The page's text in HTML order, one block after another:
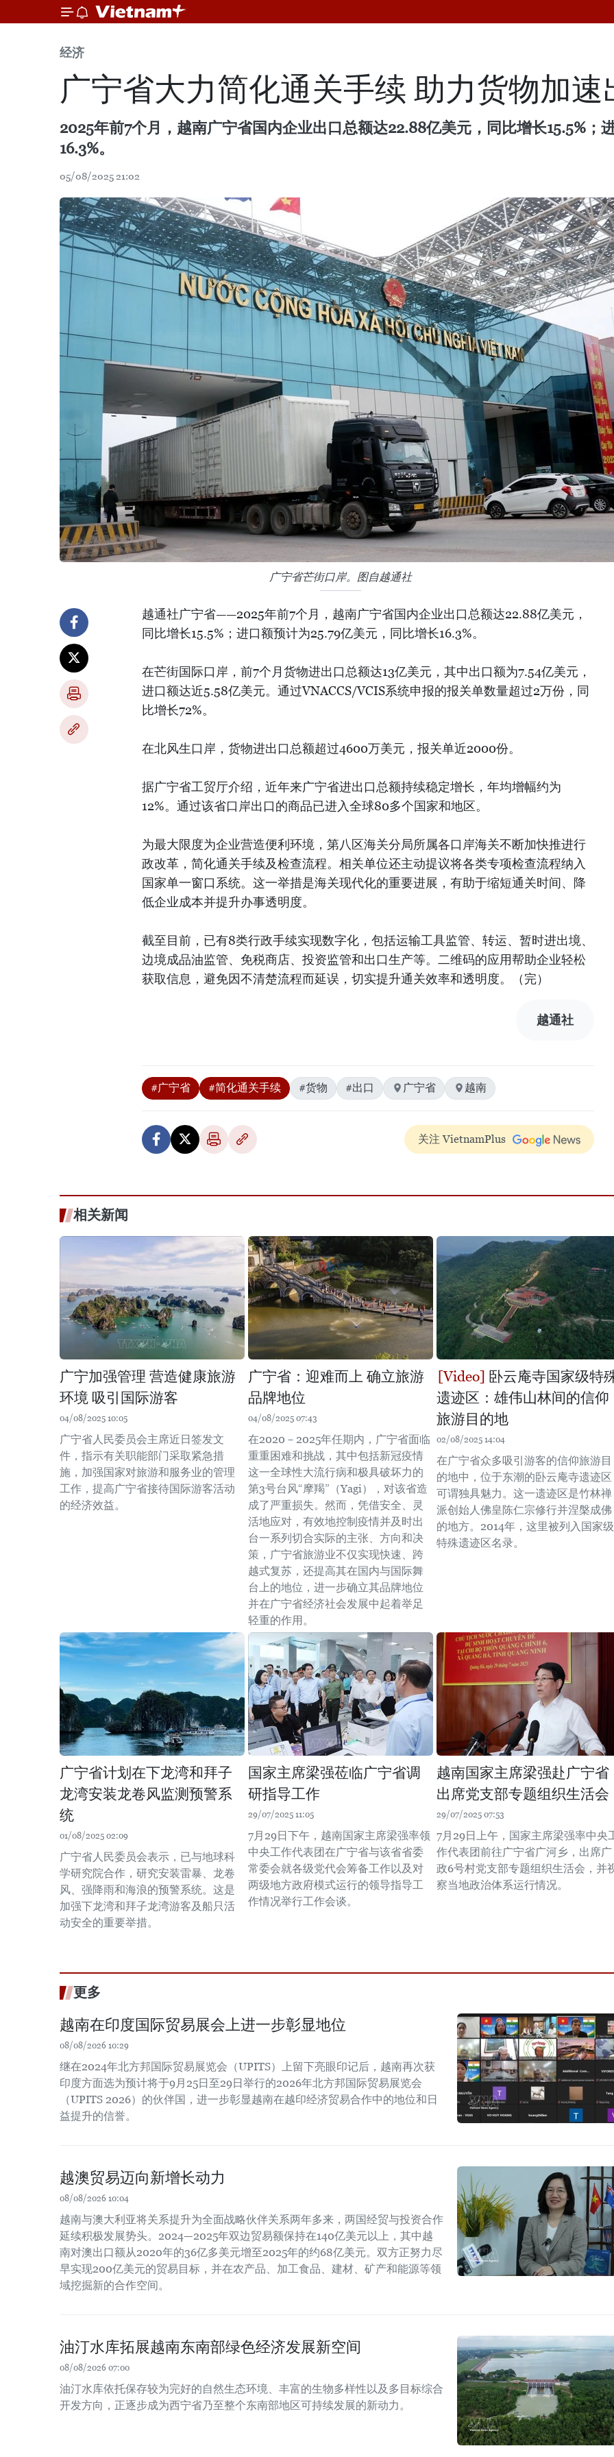
经济
广宁省大力简化通关手续 助力货物加速
2025年前7个月，越南广宁省国内企业出口总额达22.88亿美元，同比增长15.5%；
16.3%。
05/08/2025 21:02
广宁省芒街口岸。图自越通社
越通社广宁省——2025年前7个月，越南广宁省国内企业出口总额达22.88亿美元，
同比增长15.5%；进口额预计为25.79亿美元，同比增长16.3%。
在芒街国际口岸，前7个月货物进出口总额达13亿美元，其中出口额为7.54亿美元，
进口额达近5.58亿美元。通过VNACCS/VCIS系统申报的报关单数量超过2万份，同
比增长72%。
在北风生口岸，货物进出口总额超过4600万美元，报关单近2000份。
据广宁省工贸厅介绍，近年来广宁省进出口总额持续稳定增长，年均增幅约为
12%。通过该省口岸出口的商品已进入全球80多个国家和地区。
为最大限度为企业营造便利环境，第八区海关分局所属各口岸海关不断加快推进行
政改革，简化通关手续及检查流程。相关单位还主动提议将各类专项检查流程纳入
国家单一窗口系统。这一举措是海关现代化的重要进展，有助于缩短通关时间、降
低企业成本并提升办事透明度。
截至目前，已有8类行政手续实现数字化，包括运输工具监管、转运、暂时进出境、
边境成品油监管、免税商店、投资监管和出口生产等。二维码的应用帮助企业轻松
获取信息，避免因不清楚流程而延误，切实提升通关效率和透明度。（完）
越通社
#广宁省 #简化通关手续 #货物 #出口 广宁省 越南
关注 VietnamPlus
相关新闻
广宁加强管理 营造健康旅游
环境 吸引国际游客
04/08/2025 10:05
广宁省人民委员会主席近日签发文
件，指示有关职能部门采取紧急措
施，加强国家对旅游和服务业的管理
工作，提高广宁省接待国际游客活动
的经济效益。
广宁省：迎难而上 确立旅游
品牌地位
04/08/2025 07:43
在2020－2025年任期内，广宁省面临
重重困难和挑战，其中包括新冠疫情
这一全球性大流行病和极具破坏力的
第3号台风“摩羯”（Yagi），对该省造
成了严重损失。然而，凭借安全、灵
活地应对，有效地控制疫情并及时出
台一系列切合实际的主张、方向和决
策，广宁省旅游业不仅实现快速、跨
越式复苏，还提高其在国内与国际舞
台上的地位，进一步确立其品牌地位
并在广宁省经济社会发展中起着举足
轻重的作用。
卧云庵寺国家级特
遗迹区：雄伟山林间的信仰
旅游目的地
02/08/2025 14:04
在广宁省众多吸引游客的信仰旅游目
的地中，位于东潮的卧云庵寺遗迹区
可谓独具魅力。这一遗迹区是竹林禅
派创始人佛皇陈仁宗修行并涅槃成佛
的地方。2014年，这里被列入国家级
特殊遗迹区名录。
广宁省计划在下龙湾和拜子
龙湾安装龙卷风监测预警系
统
01/08/2025 02:09
广宁省人民委员会表示，已与地球科
学研究院合作，研究安装雷暴、龙卷
风、强降雨和海浪的预警系统。这是
加强下龙湾和拜子龙湾游客及船只活
动安全的重要举措。
国家主席梁强莅临广宁省调
研指导工作
29/07/2025 11:05
7月29日下午，越南国家主席梁强率领
中央工作代表团在广宁省与该省省委
常委会就各级党代会筹备工作以及对
两级地方政府模式运行的领导指导工
作情况举行工作会谈。
越南国家主席梁强赴广宁省
出席党支部专题组织生活会
29/07/2025 07:53
7月29日上午，国家主席梁强率中央
作代表团前往广宁省广河乡，出席广
政6号村党支部专题组织生活会，并
察当地政治体系运行情况。
更多
越南在印度国际贸易展会上进一步彰显地位
08/08/2026 10:29
继在2024年北方邦国际贸易展览会（UPITS）上留下亮眼印记后，越南再次获
印度方面选为预计将于9月25日至29日举行的2026年北方邦国际贸易展览会
（UPITS 2026）的伙伴国，进一步彰显越南在越印经济贸易合作中的地位和日
益提升的信誉。
越澳贸易迈向新增长动力
08/08/2026 10:04
越南与澳大利亚将关系提升为全面战略伙伴关系两年多来，两国经贸与投资合作
延续积极发展势头。2024—2025年双边贸易额保持在140亿美元以上，其中越
南对澳出口额从2020年的36亿多美元增至2025年的约68亿美元。双方正努力尽
早实现200亿美元的贸易目标，并在农产品、加工食品、建材、矿产和能源等领
域挖掘新的合作空间。
油汀水库拓展越南东南部绿色经济发展新空间
08/08/2026 07:00
油汀水库依托保存较为完好的自然生态环境、丰富的生物多样性以及多目标综合
开发方向，正逐步成为西宁省乃至整个东南部地区可持续发展的新动力。